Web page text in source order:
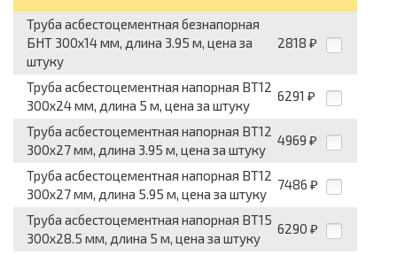
Труба асбестоцементная безнапорная
БНТ 300x14 мм, длина 3.95 м, цена за
штуку
2818 ₽
Труба асбестоцементная напорная ВТ12
300x24 мм, длина 5 м, цена за штуку
6291 ₽
Труба асбестоцементная напорная ВТ12
300x27 мм, длина 3.95 м, цена за штуку
4969 ₽
Труба асбестоцементная напорная ВТ12
300x27 мм, длина 5.95 м, цена за штуку
7486 ₽
Труба асбестоцементная напорная ВТ15
300x28.5 мм, длина 5 м, цена за штуку
6290 ₽